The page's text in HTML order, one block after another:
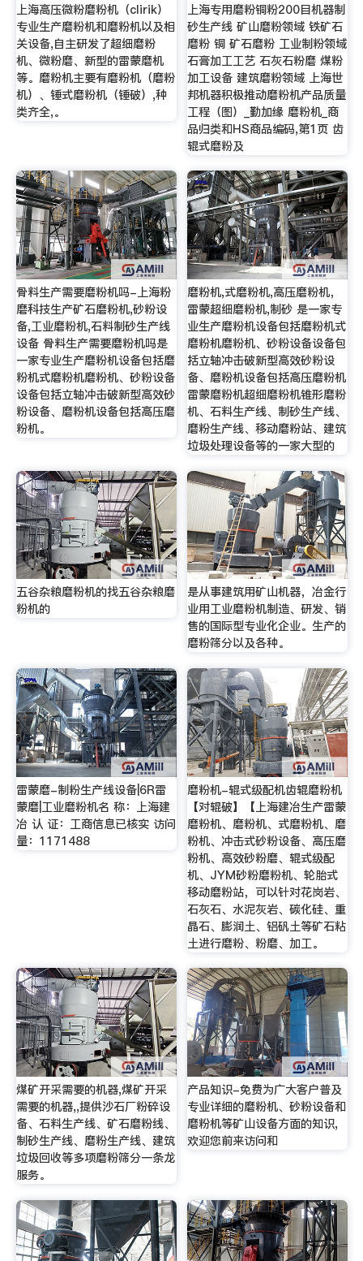
上海高压微粉磨粉机（clirik）
专业生产磨粉机和磨粉机以及相
关设备,自主研发了超细磨粉
机、微粉磨、新型的雷蒙磨机
等。磨粉机主要有磨粉机（磨粉
机）、锤式磨粉机（锤破）,种
类齐全,。
上海专用磨粉铜粉200目机器制
砂生产线 矿山磨粉领域 铁矿石
磨粉 铜 矿石磨粉 工业制粉领域
石膏加工工艺 石灰石粉磨 煤粉
加工设备 建筑磨粉领域 上海世
邦机器积极推动磨粉机产品质量
工程（图）_勤加缘 磨粉机_商
品归类和HS商品编码,第1页 齿
辊式磨粉及
骨料生产需要磨粉机吗-上海粉
磨科技生产矿石磨粉机,砂粉设
备,工业磨粉机,石料制砂生产线
设备 骨料生产需要磨粉机吗是
一家专业生产磨粉机设备包括磨
粉机式磨粉机磨粉机、砂粉设备
设备包括立轴冲击破新型高效砂
粉设备、磨粉机设备包括高压磨
粉机。
磨粉机,式磨粉机,高压磨粉机，
雷蒙超细磨粉机,制砂 是一家专
业生产磨粉机设备包括磨粉机式
磨粉机磨粉机、砂粉设备设备包
括立轴冲击破新型高效砂粉设
备、磨粉机设备包括高压磨粉机
雷蒙磨粉机超细磨粉机锥形磨粉
机、石料生产线、制砂生产线、
磨粉生产线、移动磨粉站、建筑
垃圾处理设备等的一家大型的
五谷杂粮磨粉机的找五谷杂粮磨
粉机的
是从事建筑用矿山机器，冶金行
业用工业磨粉机制造、研发、销
售的国际型专业化企业。生产的
磨粉筛分以及各种。
雷蒙磨-制粉生产线设备|6R雷
蒙磨|工业磨粉机名 称：上海建
冶 认 证：工商信息已核实 访问
量：1171488
磨粉机-辊式级配机齿辊磨粉机
【对辊破】【上海建冶生产雷蒙
磨粉机、磨粉机、式磨粉机、磨
粉机、冲击式砂粉设备、高压磨
粉机、高效砂粉磨、辊式级配
机、JYM砂粉磨粉机、轮胎式
移动磨粉站，可以针对花岗岩、
石灰石、水泥灰岩、碳化硅、重
晶石、膨润土、铝矾土等矿石粘
土进行磨粉、粉磨、加工。
煤矿开采需要的机器,煤矿开采
需要的机器,,提供沙石厂粉碎设
备、石料生产线、矿石磨粉线、
制砂生产线、磨粉生产线、建筑
垃圾回收等多项磨粉筛分一条龙
服务。
产品知识-免费为广大客户普及
专业详细的磨粉机、砂粉设备和
磨粉机等矿山设备方面的知识,
欢迎您前来访问和